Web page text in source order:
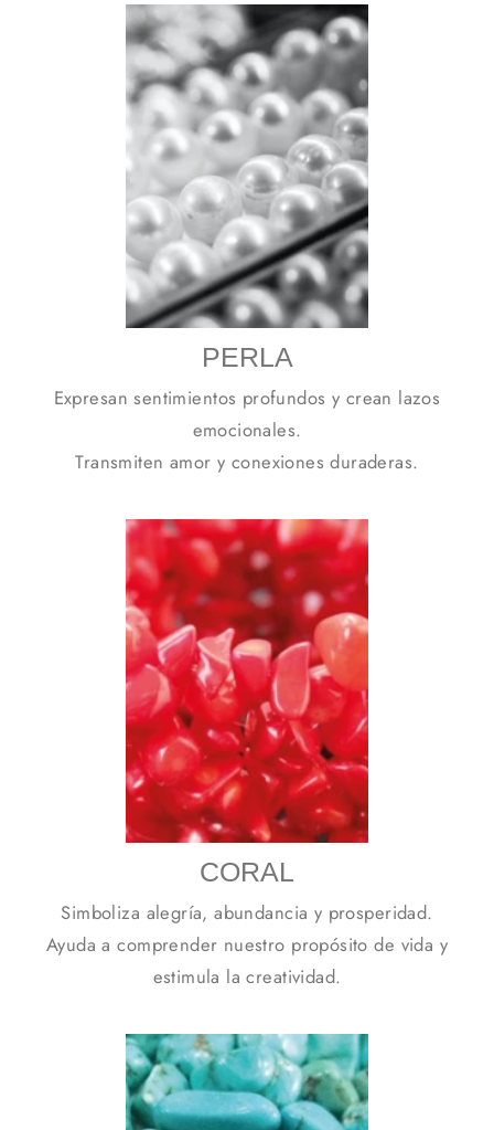
PERLA
Expresan sentimientos profundos y crean lazos
emocionales.
Transmiten amor y conexiones duraderas.
CORAL
Simboliza alegría, abundancia y prosperidad.
Ayuda a comprender nuestro propósito de vida y
estimula la creatividad.